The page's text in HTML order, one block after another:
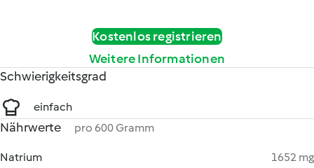
Kostenlos registrieren
Weitere Informationen
Schwierigkeitsgrad
einfach
Nährwerte pro 600 Gramm
Natrium
1652 mg